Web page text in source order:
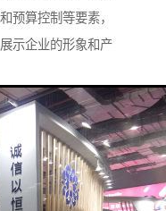
预算控制等要素，
示企业的形象和产